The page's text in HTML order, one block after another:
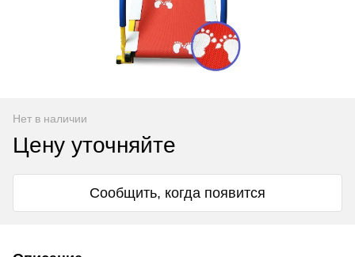
Нет в наличии
Цену уточняйте
Сообщить, когда появится